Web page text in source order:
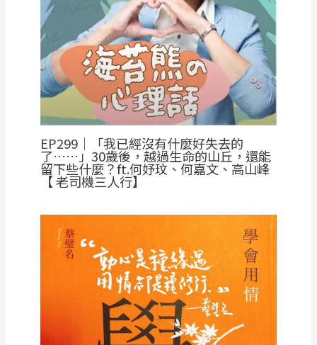
EP299｜「我已經沒有什麼好失去的
了……」30歲後，越過生命的山丘，還能
留下些什麼？ft.何妤玟、何嘉文、高山峰
【 老司機三人行】